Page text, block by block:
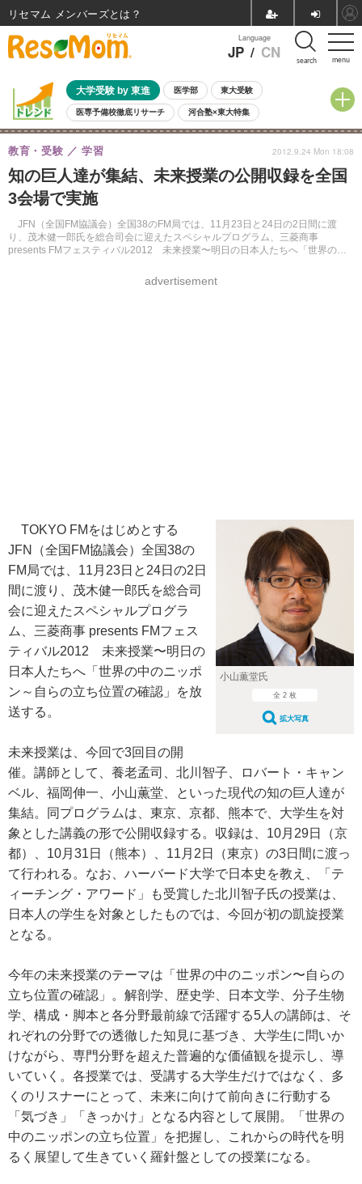
menu
Language
JP / CN search
大学受験 by 東進 医学部 東大受験
医専予備校徹底リサーチ 河合塾×東大特集
親子で考える大学選び 高校受験 中学受験 小学校受験
共通テスト 夏休み
8月開催イベント・WS 全国公立高校 過去問 人気記事
自由研究教材（小学生向け）
知の巨人達が集結、未来授業の公開収録を全国
3会場で実施
JFN（全国FM協議会）全国38のFM局では、11月23日と24日の2日間に渡
り、茂木健一郎氏を総合司会に迎えたスペシャルプログラム、三菱商事
presents FMフェスティバル2012 未来授業〜明日の日本人たちへ「世界の中
教育・受験 学習
advertisement
2012.9.24 Mon 18:08
小山薫堂氏
全 2 枚
拡大写真
TOKYO FMをはじめとする
JFN（全国FM協議会）全国38の
FM局では、11月23日と24日の2日
間に渡り、茂木健一郎氏を総合司
会に迎えたスペシャルプログラ
ム、三菱商事 presents FMフェス
ティバル2012 未来授業〜明日の
日本人たちへ「世界の中のニッポ
ン～自らの立ち位置の確認」を放
送する。
未来授業は、今回で3回目の開
催。講師として、養老孟司、北川智子、ロバート・キャン
ベル、福岡伸一、小山薫堂、といった現代の知の巨人達が
集結。同プログラムは、東京、京都、熊本で、大学生を対
象とした講義の形で公開収録する。収録は、10月29日（京
都）、10月31日（熊本）、11月2日（東京）の3日間に渡っ
て行われる。なお、ハーバード大学で日本史を教え、「テ
ィーチング・アワード」も受賞した北川智子氏の授業は、
日本人の学生を対象としたものでは、今回が初の凱旋授業
となる。
今年の未来授業のテーマは「世界の中のニッポン〜自らの
立ち位置の確認」。解剖学、歴史学、日本文学、分子生物
学、構成・脚本と各分野最前線で活躍する5人の講師は、そ
れぞれの分野での透徹した知見に基づき、大学生に問いか
けながら、専門分野を超えた普遍的な価値観を提示し、導
いていく。各授業では、受講する大学生だけではなく、多
くのリスナーにとって、未来に向けて前向きに行動する
「気づき」「きっかけ」となる内容として展開。「世界の
中のニッポンの立ち位置」を把握し、これからの時代を明
るく展望して生きていく羅針盤としての授業になる。
リセマム メンバーズ